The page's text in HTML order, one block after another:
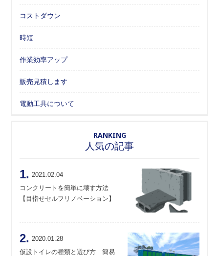
コストダウン
時短
作業効率アップ
販売見積します
電動工具について
RANKING
人気の記事
1. 2021.02.04
コンクリートを簡単に壊す方法
【目指せセルフリノベーション】
2. 2020.01.28
仮設トイレの種類と選び方 簡易